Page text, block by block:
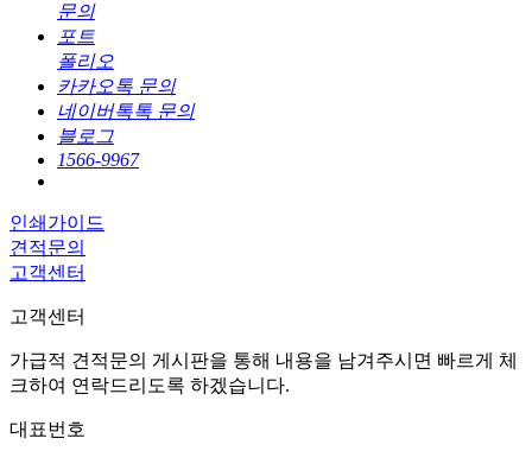
문의
포트
폴리오
카카오톡 문의
네이버톡톡 문의
블로그
1566-9967
인쇄가이드
견적문의
고객센터
고객센터
가급적 견적문의 게시판을 통해 내용을 남겨주시면 빠르게 체
크하여 연락드리도록 하겠습니다.
대표번호